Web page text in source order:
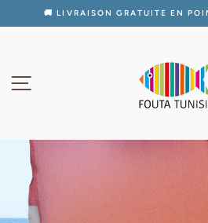
🚚 LIVRAISON GRATUITE EN